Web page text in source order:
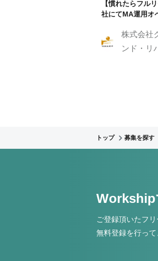
【慣れたらフル
社にてMA運用オ
株式会社
ンド・リ
トップ 募集を探す
Workship
ご登録頂いたフ
無料登録を行って